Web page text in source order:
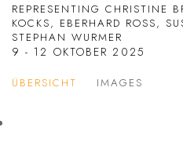
REPRESENTING CHRISTINE
KOCKS, EBERHARD ROSS,
STEPHAN WURMER
9 - 12 OKTOBER 2025
ÜBERSICHT IMAGES